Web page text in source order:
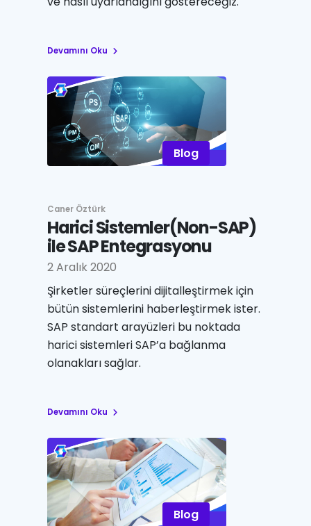
Devamını Oku
Blog
Caner Öztürk
Harici Sistemler(Non-SAP)
ile SAP Entegrasyonu
2 Aralık 2020
Şirketler süreçlerini dijitalleştirmek için
bütün sistemlerini haberleştirmek ister.
SAP standart arayüzleri bu noktada
harici sistemleri SAP’a bağlanma
olanakları sağlar.
Devamını Oku
Blog